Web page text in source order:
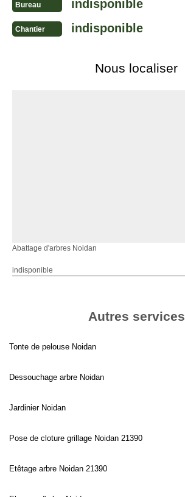
Bureau indisponible
Chantier indisponible
Nous localiser
Abattage d'arbres Noidan
indisponible
Autres services
Tonte de pelouse Noidan
Dessouchage arbre Noidan
Jardinier Noidan
Pose de cloture grillage Noidan 21390
Etêtage arbre Noidan 21390